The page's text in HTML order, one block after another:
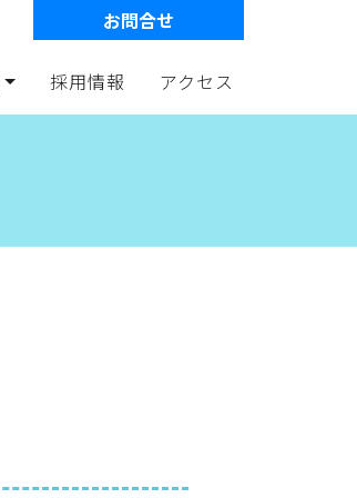
お問合せ
採用情報 アクセス